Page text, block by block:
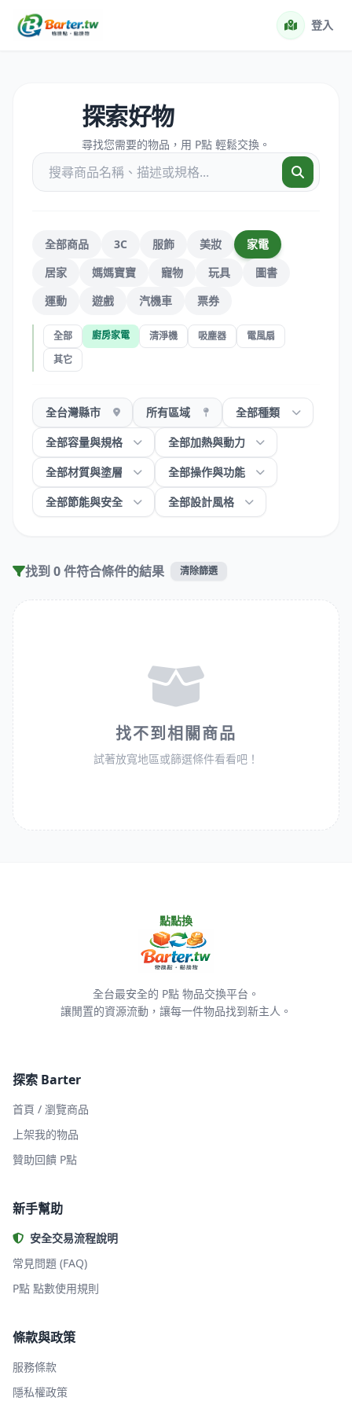
登入
探索好物
尋找您需要的物品，用 P點 輕鬆交換。
全部商品 3C 服飾 美妝
家電
居家
媽媽寶寶 寵物 玩具
圖書
運動
遊戲 汽機車 票券
全部 廚房家電 清淨機 吸塵器
電風扇
其它
找到 0 件符合條件的結果 清除篩選
找不到相關商品
試著放寬地區或篩選條件看看吧！
點點換
全台最安全的 P點 物品交換平台。
讓閒置的資源流動，讓每一件物品找到新主人。
探索 Barter
首頁 / 瀏覽商品
上架我的物品
贊助回饋 P點
新手幫助
安全交易流程說明
常見問題 (FAQ)
P點 點數使用規則
條款與政策
服務條款
隱私權政策